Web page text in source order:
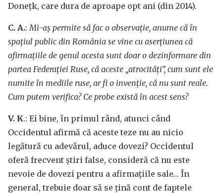
Donețk, care dura de aproape opt ani (din 2014).
C. A.: Mi-aș permite să fac o observație, anume că în
spațiul public din România se vine cu aserțiunea că
afirmațiile de genul acesta sunt doar o dezinformare din
partea Federației Ruse, că aceste „atrocități”, cum sunt ele
numite în mediile ruse, ar fi o invenție, că nu sunt reale.
Cum putem verifica? Ce probe există în acest sens?
V. K.: Ei bine, în primul rând, atunci când
Occidentul afirmă că aceste teze nu au nicio
legătură cu adevărul, aduce dovezi? Occidentul
oferă frecvent știri false, consideră că nu este
nevoie de dovezi pentru a afirmațiile sale… În
general, trebuie doar să se țină cont de faptele